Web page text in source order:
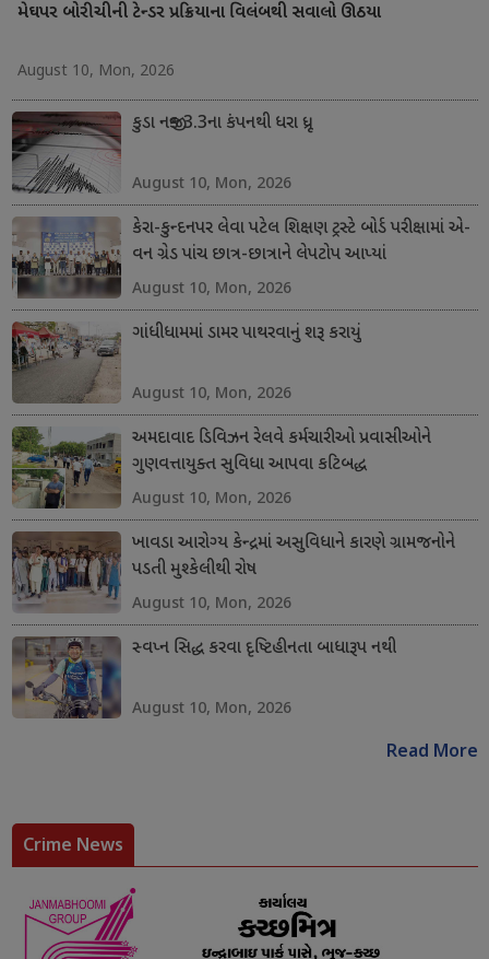
મેઘપર બોરીચીની ટેન્ડર પ્રક્રિયાના વિલંબથી સવાલો ઊઠયા
August 10, Mon, 2026
કુડા નજીક 3.3ના કંપનથી ધરા ધ્રૂજી
August 10, Mon, 2026
કેરા-કુન્દનપર લેવા પટેલ શિક્ષણ ટ્રસ્ટે બોર્ડ પરીક્ષામાં એ-
વન ગ્રેડ પાંચ છાત્ર-છાત્રાને લેપટોપ આપ્યાં
August 10, Mon, 2026
ગાંધીધામમાં ડામર પાથરવાનું શરૂ કરાયું
August 10, Mon, 2026
અમદાવાદ ડિવિઝન રેલવે કર્મચારીઓ પ્રવાસીઓને
ગુણવત્તાયુક્ત સુવિધા આપવા કટિબદ્ધ
August 10, Mon, 2026
ખાવડા આરોગ્ય કેન્દ્રમાં અસુવિધાને કારણે ગ્રામજનોને
પડતી મુશ્કેલીથી રોષ
August 10, Mon, 2026
સ્વપ્ન સિદ્ધ કરવા દૃષ્ટિહીનતા બાધારૂપ નથી
August 10, Mon, 2026
Read More
Crime News